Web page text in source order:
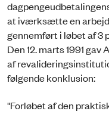
at iværksætte en
gennemført i løbet af 3
Den 12. marts 1991
af
følgende konklusion:
"Forløbet af den